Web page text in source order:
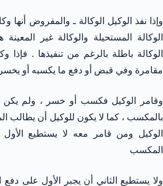
وإذا نفذ الوكيل الوكالة ـ والمفروض أنها
الوكالة المستحيلة والوكالة غير
الوكالة باطلة بالرغم من تنفيذها .
مقامرة وفي قبض أو دفع ما يكسبه أو
وقامر الوكيل فكسب أو خسر ، ولم يكن
بالمكسب ، كما لا يكون للوكيل أن يطالب
الوكيل ومن قامر معه لا يستطيع
المكسب
ولا يستطيع الثاني أن يجبر الأول على دفع